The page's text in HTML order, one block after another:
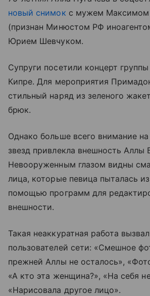
новый снимок с мужем Максимом
(признан Минюстом РФ
Юрием Шевчуком.
Супруги посетили концерт
Кипре. Для мероприятия
стильный наряд из зеленого
брюк.
Однако больше всего внимание
звезд привлекла внешность Аллы
Невооруженным глазом видны
лица, которые певица пыталась
помощью программ для
внешности.
Такая неаккуратная работа
пользователей сети: «Смешное
прежней Аллы не осталось»,
«А кто эта женщина?», «На себя
«Нарисовала другое лицо».